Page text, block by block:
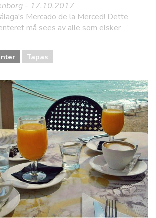
- 17.10.2017
Mercado de la Merced! Dette
må sees av alle som elsker
Tapas